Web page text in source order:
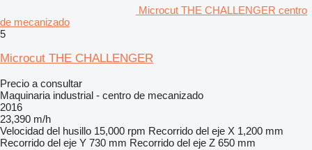
Microcut THE CHALLENGER centro
de mecanizado
5
Microcut THE CHALLENGER
Precio a consultar
Maquinaria industrial - centro de mecanizado
2016
23,390 m/h
Velocidad del husillo 15,000 rpm Recorrido del eje X 1,200 mm
Recorrido del eje Y 730 mm Recorrido del eje Z 650 mm